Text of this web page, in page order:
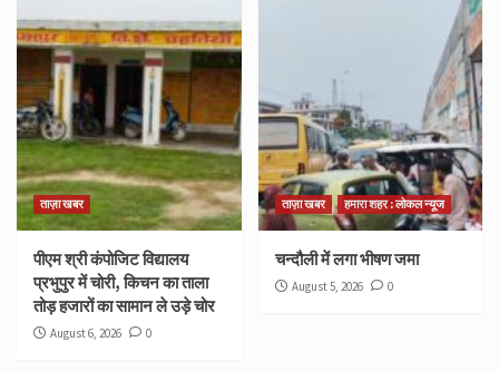
ताज़ा खबर
पीएम श्री कंपोजिट विद्यालय
प्रभुपुर में चोरी, किचन का ताला
तोड़ हजारों का सामान ले उड़े चोर
August 6, 2026 0
ताज़ा खबर हमारा शहर : लोकल न्यूज
चन्दौली में लगा भीषण जमा
August 5, 2026 0